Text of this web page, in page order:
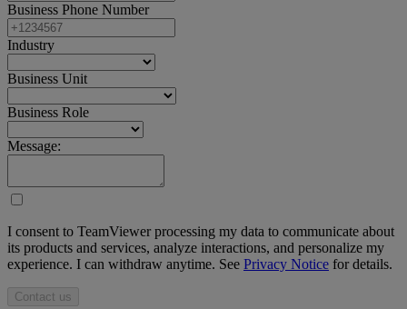
Business Phone Number
Industry
Business Unit
Business Role
Message:
I consent to TeamViewer processing my data to communicate about
its products and services, analyze interactions, and personalize my
experience. I can withdraw anytime. See Privacy Notice for details.
Contact us